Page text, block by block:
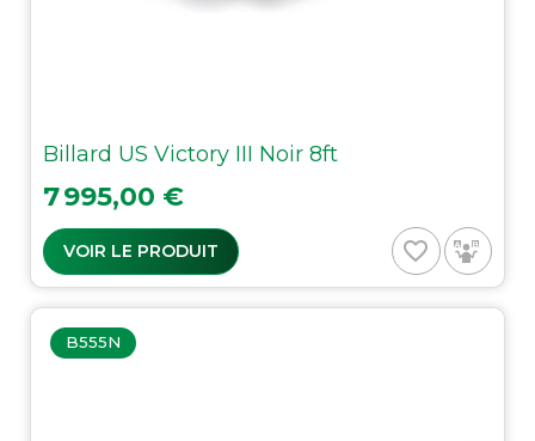
Billard US Victory III Noir 8ft
Prix
7 995,00 €
VOIR LE PRODUIT favorite_border
B555N